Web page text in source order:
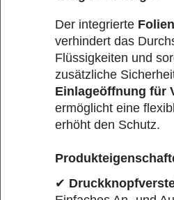
Der integrierte
verhindert das
Flüssigkeiten und
zusätzliche
Einlageöffnung für
ermöglicht eine
erhöht den Schutz.
✔